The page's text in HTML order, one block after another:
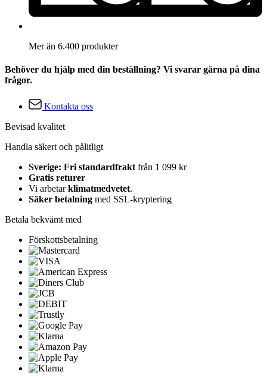
Mer än 6.400 produkter
Behöver du hjälp med din beställning? Vi svarar gärna på dina
frågor.
Kontakta oss
Bevisad kvalitet
Handla säkert och pålitligt
Sverige: Fri standardfrakt från 1 099 kr
Gratis returer
Vi arbetarklimatmedvetet.
Säker betalning med SSL-kryptering
Betala bekvämt med
Förskottsbetalning